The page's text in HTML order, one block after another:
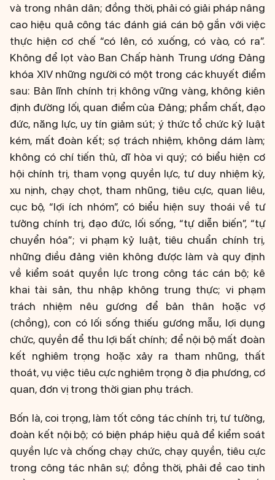
và trong nhân dân; đồng thời, phải có giải pháp nâng
cao hiệu quả công tác đánh giá cán bộ gắn với việc
thực hiện cơ chế “có lên, có xuống, có vào, có ra”.
Không để lọt vào Ban Chấp hành Trung ương Đảng
khóa XIV những người có một trong các khuyết điểm
sau: Bản lĩnh chính trị không vững vàng, không kiên
định đường lối, quan điểm của Đảng; phẩm chất, đạo
đức, năng lực, uy tín giảm sút; ý thức tổ chức kỷ luật
kém, mất đoàn kết; sợ trách nhiệm, không dám làm;
không có chí tiến thủ, dĩ hòa vi quý; có biểu hiện cơ
hội chính trị, tham vọng quyền lực, tư duy nhiệm kỳ,
xu nịnh, chạy chọt, tham nhũng, tiêu cực, quan liêu,
cục bộ, “lợi ích nhóm”, có biểu hiện suy thoái về tư
tưởng chính trị, đạo đức, lối sống, “tự diễn biến”, “tự
chuyển hóa”; vi phạm kỷ luật, tiêu chuẩn chính trị,
những điều đảng viên không được làm và quy định
về kiểm soát quyền lực trong công tác cán bộ; kê
khai tài sản, thu nhập không trung thực; vi phạm
trách nhiệm nêu gương để bản thân hoặc vợ
(chồng), con có lối sống thiếu gương mẫu, lợi dụng
chức, quyền để thu lợi bất chính; để nội bộ mất đoàn
kết nghiêm trọng hoặc xảy ra tham nhũng, thất
thoát, vụ việc tiêu cực nghiêm trọng ở địa phương, cơ
quan, đơn vị trong thời gian phụ trách.
Bốn là, coi trọng, làm tốt công tác chính trị, tư tưởng,
đoàn kết nội bộ; có biện pháp hiệu quả để kiểm soát
quyền lực và chống chạy chức, chạy quyền, tiêu cực
trong công tác nhân sự; đồng thời, phải đề cao tinh